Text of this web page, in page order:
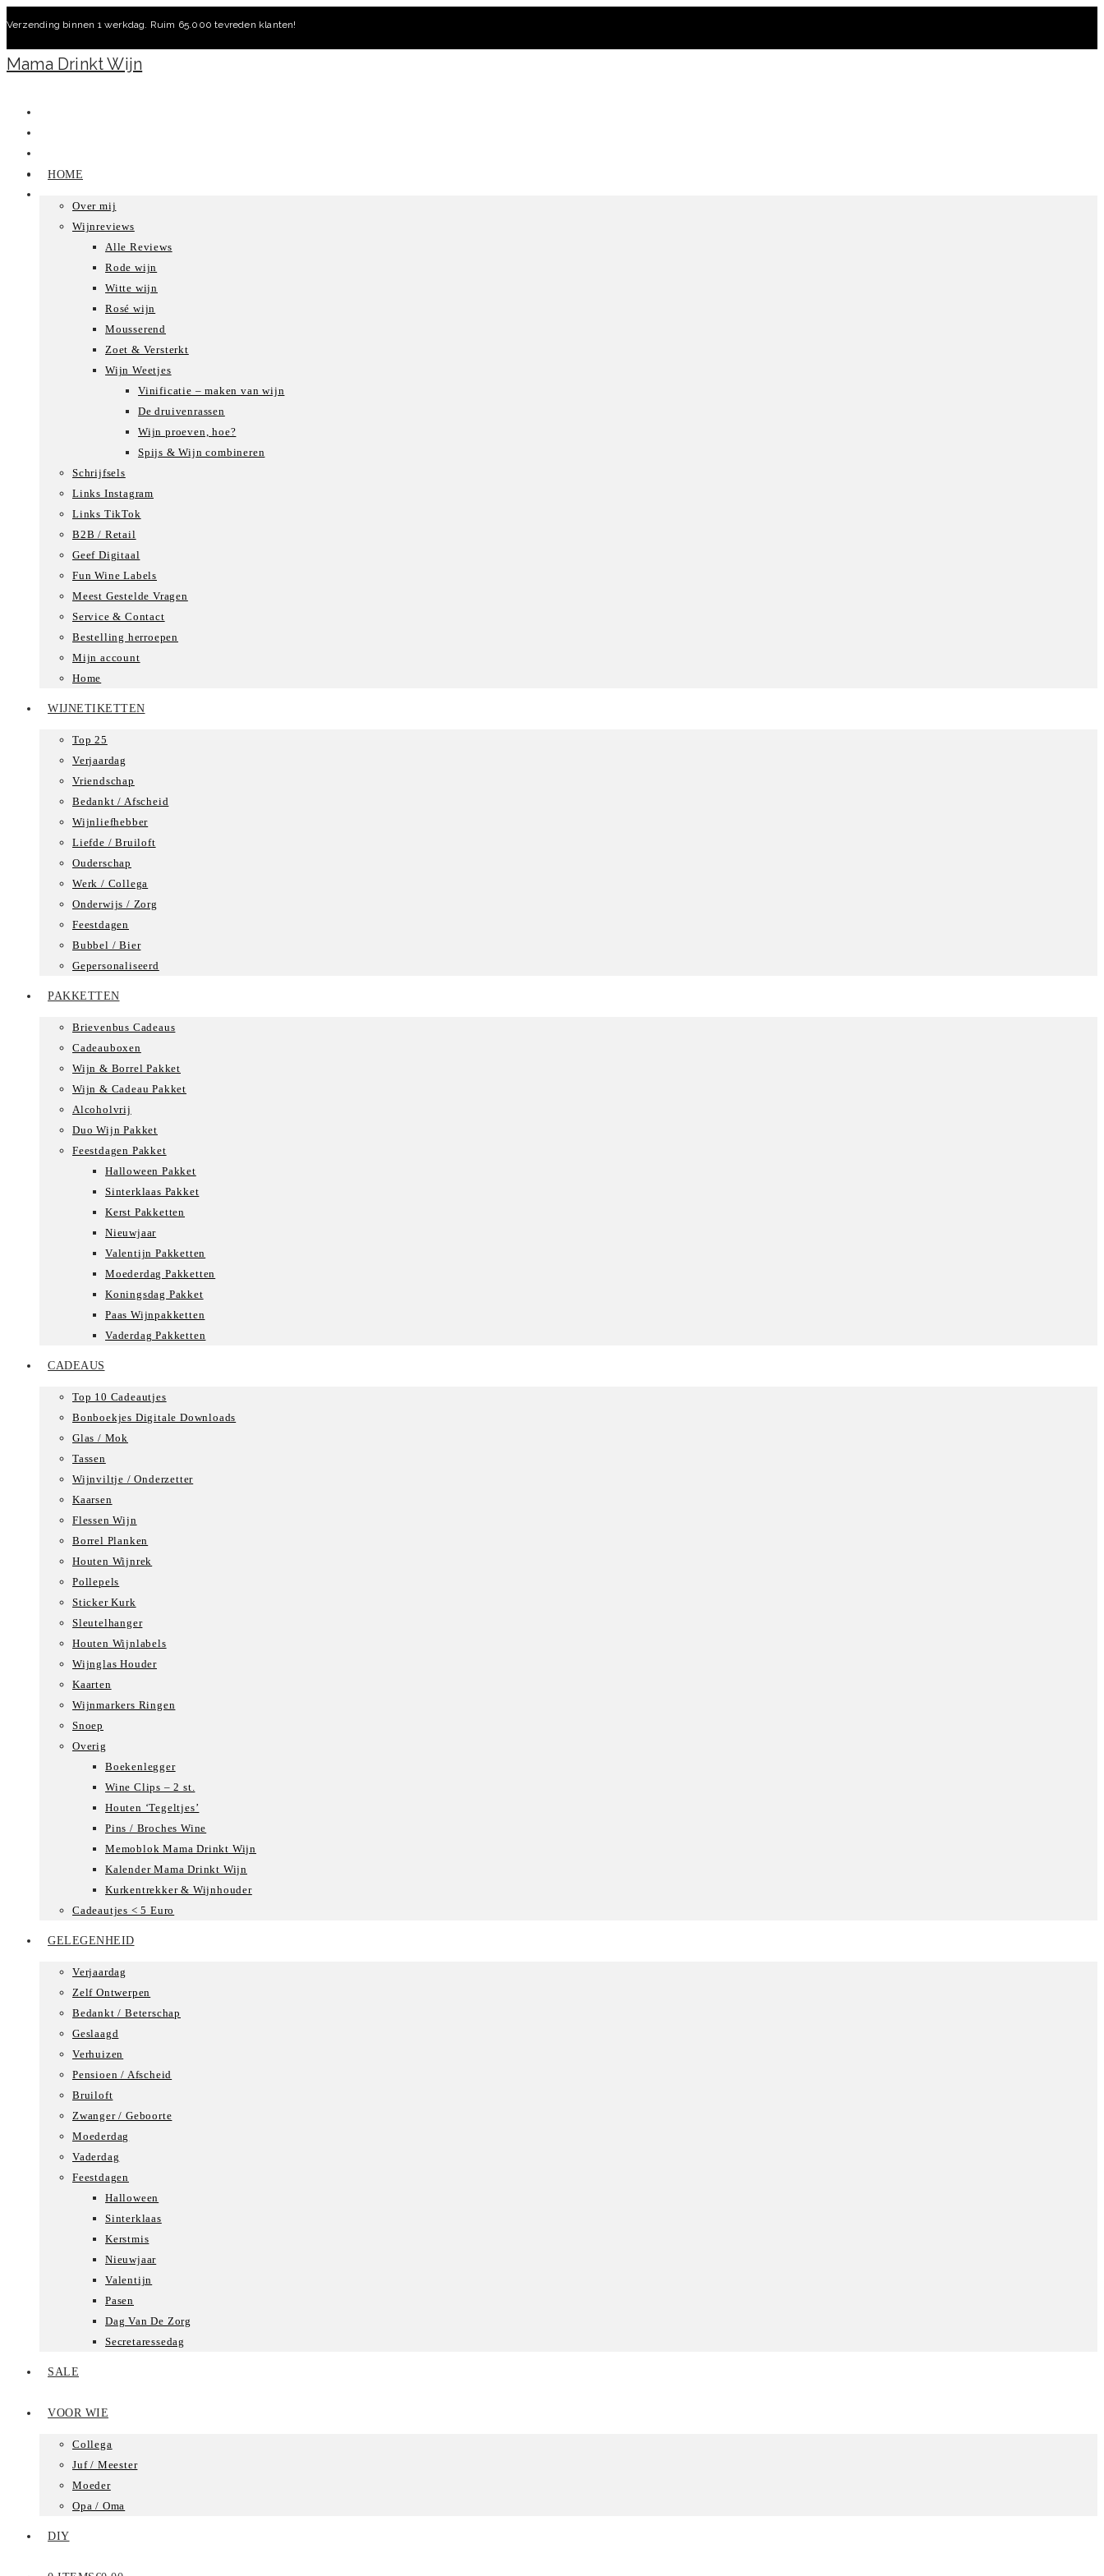
inhoud
Verzending binnen 1 werkdag. Ruim 65.000 tevreden klanten!
Mama Drinkt Wijn
HOME
Over mij
Wijnreviews
Alle Reviews
Rode wijn
Witte wijn
Rosé wijn
Mousserend
Zoet & Versterkt
Wijn Weetjes
Vinificatie – maken van wijn
De druivenrassen
Wijn proeven, hoe?
Spijs & Wijn combineren
Schrijfsels
Links Instagram
Links TikTok
B2B / Retail
Geef Digitaal
Fun Wine Labels
Meest Gestelde Vragen
Service & Contact
Bestelling herroepen
Mijn account
Home
WIJNETIKETTEN
Top 25
Verjaardag
Vriendschap
Bedankt / Afscheid
Wijnliefhebber
Liefde / Bruiloft
Ouderschap
Werk / Collega
Onderwijs / Zorg
Feestdagen
Bubbel / Bier
Gepersonaliseerd
PAKKETTEN
Brievenbus Cadeaus
Cadeauboxen
Wijn & Borrel Pakket
Wijn & Cadeau Pakket
Alcoholvrij
Duo Wijn Pakket
Feestdagen Pakket
Halloween Pakket
Sinterklaas Pakket
Kerst Pakketten
Nieuwjaar
Valentijn Pakketten
Moederdag Pakketten
Koningsdag Pakket
Paas Wijnpakketten
Vaderdag Pakketten
CADEAUS
Top 10 Cadeautjes
Bonboekjes Digitale Downloads
Glas / Mok
Tassen
Wijnviltje / Onderzetter
Kaarsen
Flessen Wijn
Borrel Planken
Houten Wijnrek
Pollepels
Sticker Kurk
Sleutelhanger
Houten Wijnlabels
Wijnglas Houder
Kaarten
Wijnmarkers Ringen
Snoep
Overig
Boekenlegger
Wine Clips – 2 st.
Houten ‘Tegeltjes’
Pins / Broches Wine
Memoblok Mama Drinkt Wijn
Kalender Mama Drinkt Wijn
Kurkentrekker & Wijnhouder
Cadeautjes < 5 Euro
GELEGENHEID
Verjaardag
Zelf Ontwerpen
Bedankt / Beterschap
Geslaagd
Verhuizen
Pensioen / Afscheid
Bruiloft
Zwanger / Geboorte
Moederdag
Vaderdag
Feestdagen
Halloween
Sinterklaas
Kerstmis
Nieuwjaar
Valentijn
Pasen
Dag Van De Zorg
Secretaressedag
SALE
VOOR WIE
Collega
Juf / Meester
Moeder
Opa / Oma
DIY